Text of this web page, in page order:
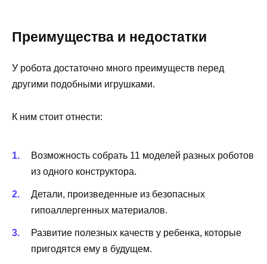
Преимущества и недостатки
У робота достаточно много преимуществ перед
другими подобными игрушками.
К ним стоит отнести:
Возможность собрать 11 моделей разных роботов
из одного конструктора.
Детали, произведенные из безопасных
гипоаллергенных материалов.
Развитие полезных качеств у ребенка, которые
пригодятся ему в будущем.